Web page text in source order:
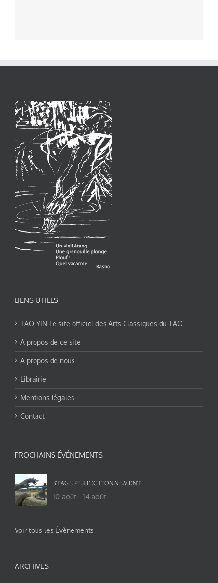
LIENS UTILES
TAO-YIN Le site officiel des Arts Classiques du TAO
A propos de ce site
A propos de nous
Librairie
Mentions légales
Contact
PROCHAINS ÉVÉNEMENTS
STAGE PERFECTIONNEMENT
10 août - 14 août
Voir tous les Évènements
ARCHIVES